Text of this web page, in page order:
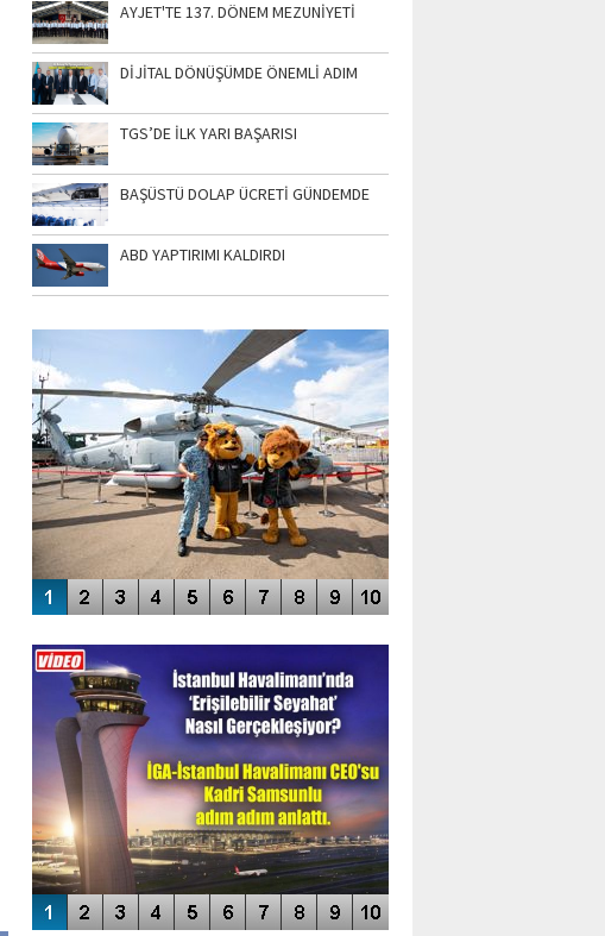
AYJET'TE 137. DÖNEM MEZUNİYETİ
DİJİTAL DÖNÜŞÜMDE ÖNEMLİ ADIM
TGS’DE İLK YARI BAŞARISI
BAŞÜSTÜ DOLAP ÜCRETİ GÜNDEMDE
ABD YAPTIRIMI KALDIRDI
SİNGAPUR AIRSHOW-2020
ENGELLERİN AŞILDIĞI HAVALİMANI